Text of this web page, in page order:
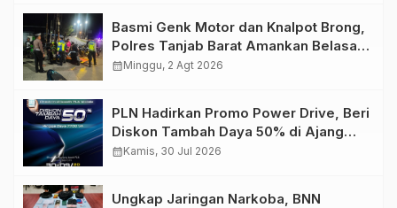
Basmi Genk Motor dan Knalpot Brong,
Polres Tanjab Barat Amankan Belasan
Kendaraan
calendar_monthMinggu, 2 Agt 2026
PLN Hadirkan Promo Power Drive, Beri
Diskon Tambah Daya 50% di Ajang
GIIAS 2026
calendar_monthKamis, 30 Jul 2026
Ungkap Jaringan Narkoba, BNN